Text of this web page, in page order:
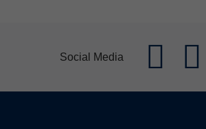
Social Media